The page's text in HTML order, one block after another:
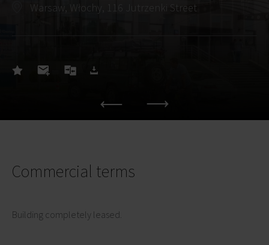
Warsaw, Włochy, 116 Jutrzenki Street
Commercial terms
Building completely leased.